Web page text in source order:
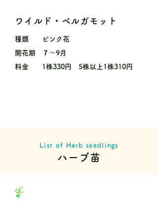
ワイルド・ベルガモット
種類
ピンク花
開花期
７〜9月
料金
1株330円 5株以上1株310円
List of Herb seedlings
ハーブ苗